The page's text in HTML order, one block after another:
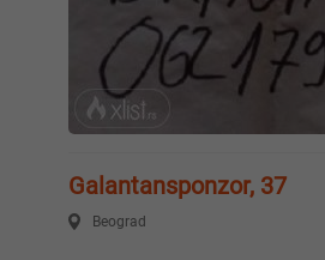
Galantansponzor, 37
Beograd